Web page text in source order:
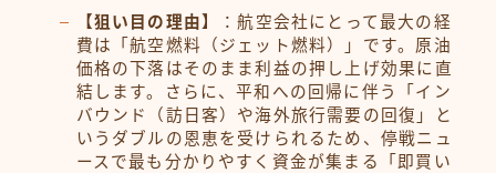
【狙い目の理由】
：航空会社にとって最大の経
費は「航空燃料（ジェット燃料）」です。原油
価格の下落はそのまま利益の押し上げ効果に直
結します。さらに、平和への回帰に伴う「イン
バウンド（訪日客）や海外旅行需要の回復」と
いうダブルの恩恵を受けられるため、停戦ニュ
ースで最も分かりやすく資金が集まる「即買い